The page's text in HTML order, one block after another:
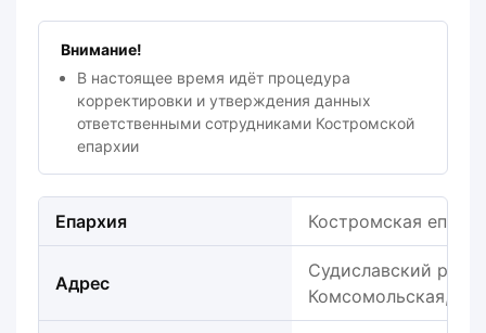
Внимание!
В настоящее время идёт процедура
корректировки и утверждения данных
ответственными сотрудниками Костромской
епархии
Епархия Костромская
Адрес
Судиславский
Комсомольская, 26а